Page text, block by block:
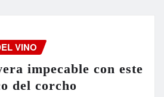
VINO
impecable con este
del corcho